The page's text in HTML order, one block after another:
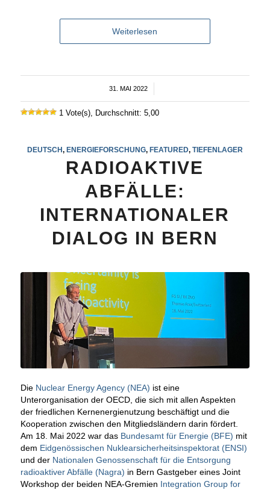
Weiterlesen
31. MAI 2022
/
1 Vote(s), Durchschnitt: 5,00
DEUTSCH, ENERGIEFORSCHUNG, FEATURED, TIEFENLAGER
RADIOAKTIVE
ABFÄLLE:
INTERNATIONALER
DIALOG IN BERN
Die Nuclear Energy Agency (NEA) ist eine
Unterorganisation der OECD, die sich mit allen Aspekten
der friedlichen Kernenergienutzung beschäftigt und die
Kooperation zwischen den Mitgliedsländern darin fördert.
Am 18. Mai 2022 war das Bundesamt für Energie (BFE) mit
dem Eidgenössischen Nuklearsicherheitsinspektorat (ENSI)
und der Nationalen Genossenschaft für die Entsorgung
radioaktiver Abfälle (Nagra) in Bern Gastgeber eines Joint
Workshop der beiden NEA-Gremien Integration Group for